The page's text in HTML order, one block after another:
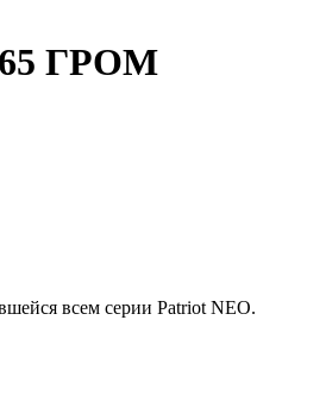
ГРОМ
всем серии Patriot NEO.